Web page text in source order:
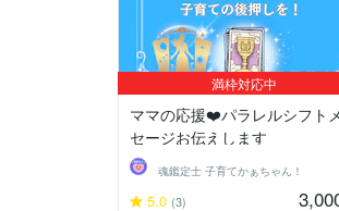
満枠対応中
ママの応援❤️パラレルシフト
セージお伝えします
魂鑑定士 子育てかぁちゃん！
5.0 (3)